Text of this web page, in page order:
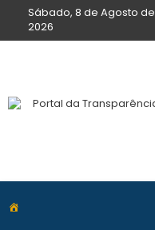
Sábado, 8 de Agosto de
2026